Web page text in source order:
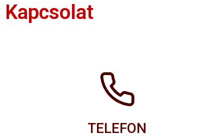
Kapcsolat
TELEFON